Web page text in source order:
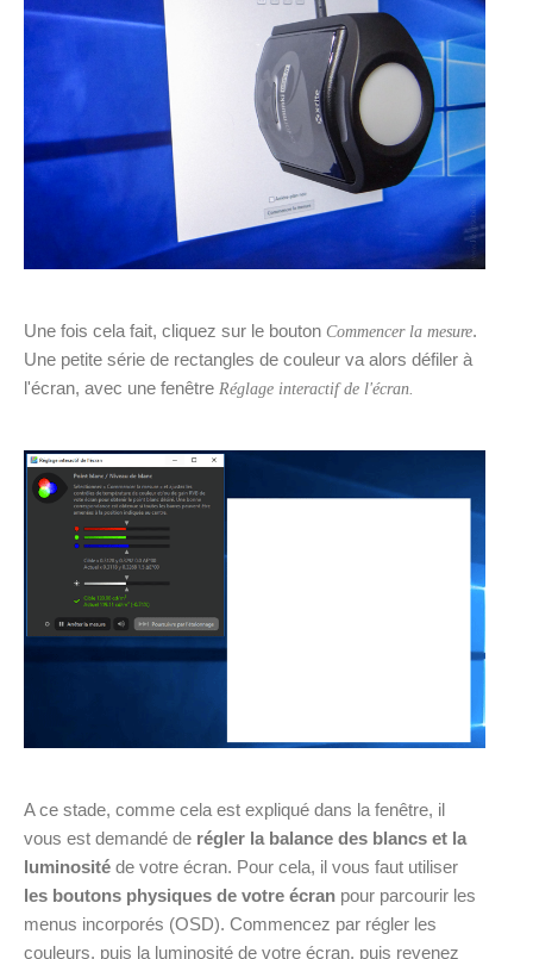
Une fois cela fait, cliquez sur le bouton Commencer la mesure.
Une petite série de rectangles de couleur va alors défiler à
l'écran, avec une fenêtre Réglage interactif de l'écran.
A ce stade, comme cela est expliqué dans la fenêtre, il
vous est demandé de régler la balance des blancs et la
luminosité de votre écran. Pour cela, il vous faut utiliser
les boutons physiques de votre écran pour parcourir les
menus incorporés (OSD). Commencez par régler les
couleurs, puis la luminosité de votre écran, puis revenez